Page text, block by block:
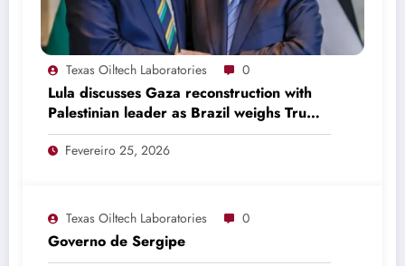
Texas Oiltech Laboratories 0
Lula discusses Gaza reconstruction with
Palestinian leader as Brazil weighs Trump
invitation
Fevereiro 25, 2026
Texas Oiltech Laboratories 0
Governo de Sergipe